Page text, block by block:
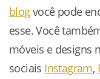
blogvocê pode
esse. Você
móveis e designs
sociais Instagram,